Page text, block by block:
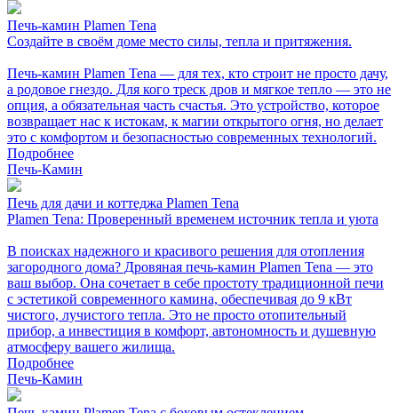
Печь-камин Plamen Tena
Создайте в своём доме место силы, тепла и притяжения.
Печь-камин Plamen Tena — для тех, кто строит не просто дачу,
а родовое гнездо. Для кого треск дров и мягкое тепло — это не
опция, а обязательная часть счастья. Это устройство, которое
возвращает нас к истокам, к магии открытого огня, но делает
это с комфортом и безопасностью современных технологий.
Подробнее
Печь-Камин
Печь для дачи и коттеджа Plamen Tena
Plamen Tena: Проверенный временем источник тепла и уюта
В поисках надежного и красивого решения для отопления
загородного дома? Дровяная печь-камин Plamen Tena — это
ваш выбор. Она сочетает в себе простоту традиционной печи
с эстетикой современного камина, обеспечивая до 9 кВт
чистого, лучистого тепла. Это не просто отопительный
прибор, а инвестиция в комфорт, автономность и душевную
атмосферу вашего жилища.
Подробнее
Печь-Камин